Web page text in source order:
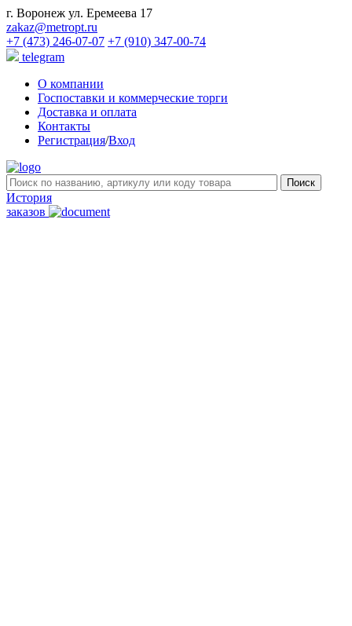
г. Воронеж ул. Еремеева 17
zakaz@metropt.ru
+7 (473) 246-07-07 +7 (910) 347-00-74
telegram
О компании
Госпоставки и коммерческие торги
Доставка и оплата
Контакты
Регистрация/Вход
История
заказов